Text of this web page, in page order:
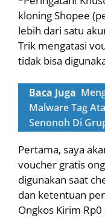
kloning Shopee
lebih dari satu
Trik mengatasi
tidak bisa
Baca Juga
Malware Tag
Senonoh Di
Pertama, saya
voucher gratis
digunakan saat
dan ketentuan
Ongkos Kirim